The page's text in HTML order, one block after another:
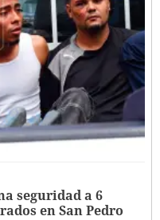
seguridad a 6
en San Pedro